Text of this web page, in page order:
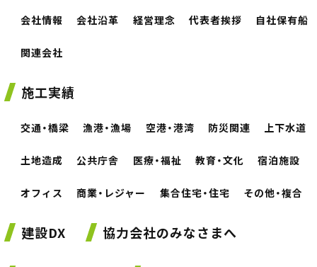
会社情報 会社沿革 経営理念 代表者挨拶 自社保有船
関連会社
施工実績
交通・橋梁 漁港・漁場 空港・港湾 防災関連 上下水道
土地造成 公共庁舎 医療・福祉 教育・文化 宿泊施設
オフィス 商業・レジャー 集合住宅・住宅 その他・複合
建設DX 協力会社のみなさまへ